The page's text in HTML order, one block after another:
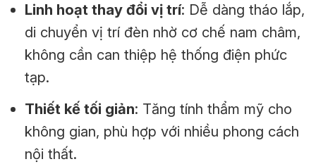
Linh hoạt thay đổi vị trí: Dễ dàng tháo lắp,
di chuyển vị trí đèn nhờ cơ chế nam châm,
không cần can thiệp hệ thống điện phức
tạp.
Thiết kế tối giản: Tăng tính thẩm mỹ cho
không gian, phù hợp với nhiều phong cách
nội thất.